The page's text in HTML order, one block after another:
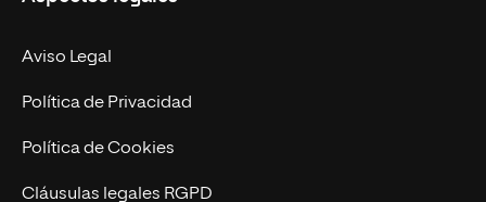
Experto Universitario
Postgrados
Cursos Universitarios
Facultades
Nuestro Equipo
Trabaja en UNIR
Actualidad
UNIR Revista
Aviso Legal
Política de Privacidad
Política de Cookies
Cláusulas legales RGPD